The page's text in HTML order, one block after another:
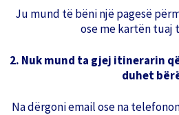
Ju mund të bëni një pagesë
ose me kartën tuaj
2. Nuk mund ta gjej itinerarin
duhet
Na dërgoni email ose na